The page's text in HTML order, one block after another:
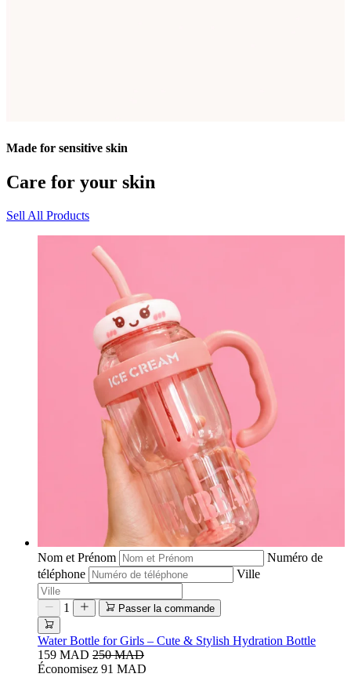
Made for sensitive skin
Care for your skin
Sell All Products
Nom et Prénom
Numéro de
téléphone
Ville
1 Passer la commande
Water Bottle for Girls – Cute & Stylish Hydration Bottle
159 MAD 250 MAD
Économisez 91 MAD